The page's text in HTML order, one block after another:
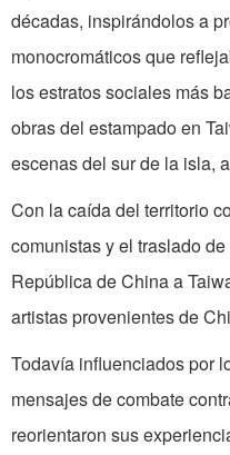
décadas, inspirándolos a
monocromáticos que
los estratos sociales más
obras del estampado en
escenas del sur de la isla,
Con la caída del territorio
comunistas y el traslado
República de China a
artistas provenientes de
Todavía influenciados por
mensajes de combate
reorientaron sus